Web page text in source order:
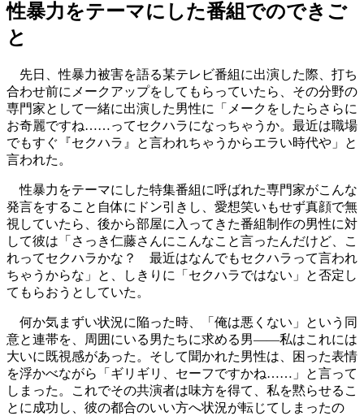
性暴力をテーマにした番組でのできご
と
先日、性暴力被害を語る某テレビ番組に出演した際、打ち
合わせ前にメークアップをしてもらっていたら、その分野の
専門家として一緒に出演した男性に「メークをしたらさらに
お奇麗ですね……ってセクハラになっちゃうか。最近は職場
でもすぐ『セクハラ』と言われちゃうからエラい時代や」と
言われた。
性暴力をテーマにした特集番組に呼ばれた専門家がこんな
発言をすること自体にドン引きし、愛想笑いもせず真顔で無
視していたら、後から部屋に入ってきた番組制作の男性に対
して彼は「さっき仁藤さんにこんなこと言ったんだけど、こ
れってセクハラかな？ 最近はなんでもセクハラって言われ
ちゃうからな」と、しきりに「セクハラではない」と否定し
てもらおうとしていた。
何か気まずい状況に陥った時、「俺は悪くない」という同
意と連帯を、周囲にいる男たちに求める男――私はこれには
大いに既視感があった。そして聞かれた男性は、困った表情
を浮かべながら「ギリギリ、セーフですかね……」と言って
しまった。これでその共演者は味方を得て、私を黙らせるこ
とに成功し、彼の都合のいい方へ状況が転じてしまったの